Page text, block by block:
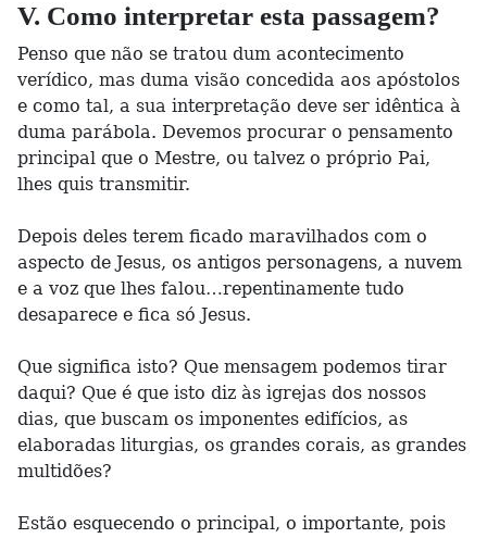
V. Como interpretar esta passagem?
Penso que não se tratou dum acontecimento
verídico, mas duma visão concedida aos apóstolos
e como tal, a sua interpretação deve ser idêntica à
duma parábola. Devemos procurar o pensamento
principal que o Mestre, ou talvez o próprio Pai,
lhes quis transmitir.
Depois deles terem ficado maravilhados com o
aspecto de Jesus, os antigos personagens, a nuvem
e a voz que lhes falou…repentinamente tudo
desaparece e fica só Jesus.
Que significa isto? Que mensagem podemos tirar
daqui? Que é que isto diz às igrejas dos nossos
dias, que buscam os imponentes edifícios, as
elaboradas liturgias, os grandes corais, as grandes
multidões?
Estão esquecendo o principal, o importante, pois